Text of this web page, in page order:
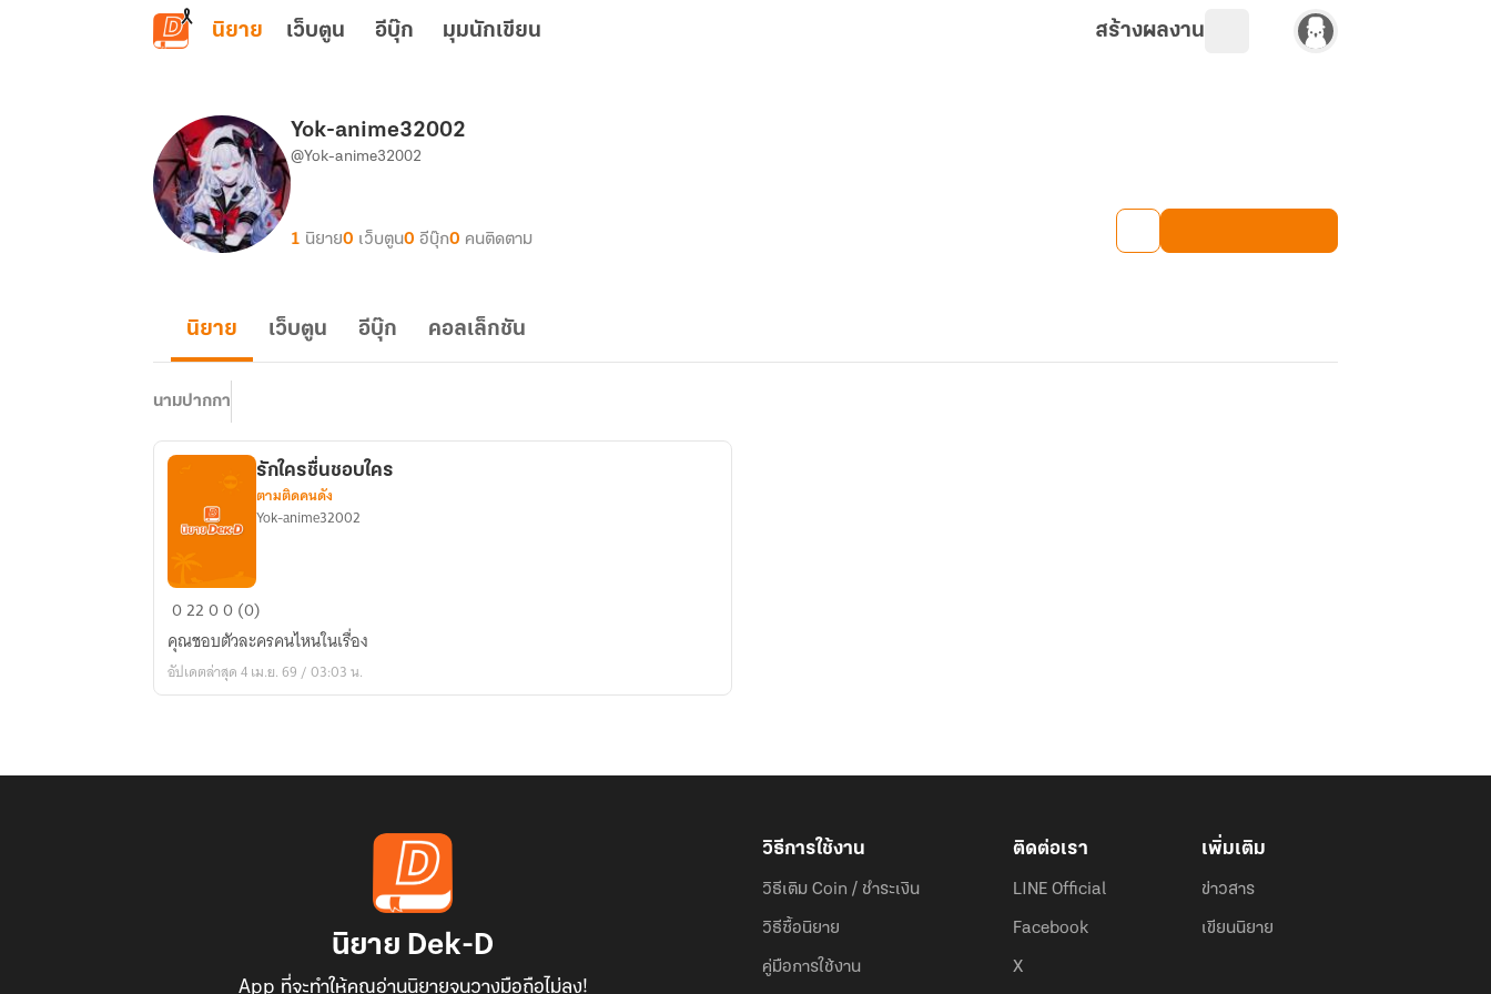
ข้ามไปยังเนื้อหาหลัก
นิยาย เว็บตูน อีบุ๊ก มุมนักเขียน สร้างผลงาน
Yok-anime32002
@Yok-anime32002
1 นิยาย0 เว็บตูน0 อีบุ๊ก0 คนติดตาม
นิยาย เว็บตูน อีบุ๊ก คอลเล็กชัน
นามปากกา
รัก
ชื่น
ชอบ
รักใครชื่นชอบใคร
ตามติดคนดัง
Yok-anime32002
02200 (0)
คุณชอบตัวละครคนไหนในเรื่อง
อัปเดตล่าสุด 4 เม.ย. 69 / 03:03 น.
นิยาย Dek-D
App ที่จะทำให้คุณอ่านนิยายจนวางมือถือไม่ลง!
วิธีการใช้งาน
วิธีเติม Coin / ชำระเงิน
วิธีซื้อนิยาย
คู่มือการใช้งาน
ติดต่อเรา
LINE Official
Facebook
X
เพิ่มเติม
ข่าวสาร
เขียนนิยาย